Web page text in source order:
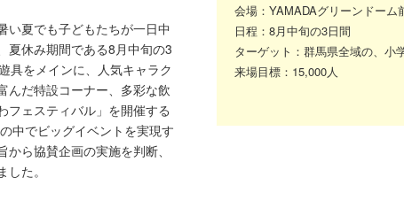
い夏でも子どもたちが一日中
夏休み期間である8月中旬の3
具をメインに、人気キャラク
んだ特設コーナー、多彩な飲
フェスティバル」を開催する
中でビッグイベントを実現す
ら協賛企画の実施を判断、
た。
会場：YAMADAグリーンドーム
日程：8月中旬の3日間
ターゲット：群馬県全域の、小
来場目標：15,000人